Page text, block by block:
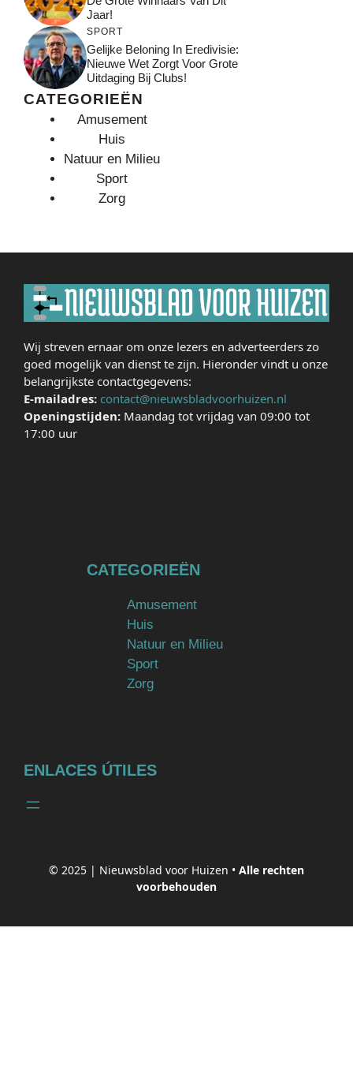
Jaar!
SPORT
Gelijke Beloning In Eredivisie:
Nieuwe Wet Zorgt Voor Grote
Uitdaging Bij Clubs!
CATEGORIEËN
Amusement
Huis
Natuur en Milieu
Sport
Zorg
Wij streven ernaar om onze lezers en adverteerders zo
goed mogelijk van dienst te zijn. Hieronder vindt u onze
belangrijkste contactgegevens:
E-mailadres: contact@nieuwsbladvoorhuizen.nl
Openingstijden: Maandag tot vrijdag van 09:00 tot
17:00 uur
CATEGORIEËN
Amusement
Huis
Natuur en Milieu
Sport
Zorg
ENLACES ÚTILES
© 2025 | Nieuwsblad voor Huizen • Alle rechten
voorbehouden